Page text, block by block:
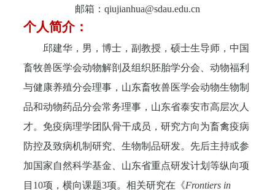
邮箱： qiujianhua@sdau.edu.cn
个人简介：
邱建华，男，博士，副教授，硕士生导师， 中国
畜牧兽医学会动物解剖及组织胚胎学分会、动物福利
与健康养殖分会理事，山东畜牧兽医学会动物生物制
品和动物药品分会常务理事，山东省泰安市高层次人
才。免疫病理学团队骨干成员，研究方向为畜禽疫病
防控及致病机制研究、生物制品研发。先后主持或参
加国家自然科学基金、山东省重点研发计划等纵向项
目 10项，横向课题3项。相关研究在《Frontiers in